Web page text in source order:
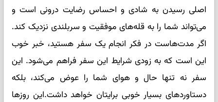
اصلی رسیدن به شادی و احساس رضایت درونی است و
می‌تواند شما را به قله‌های موفقیت و سربلندی نزدیک کند.
اگر مدت‌هاست در فکر انجام یک سفر هستید، خبر خوب
این است که به زودی شرایط این سفر فراهم می‌شود. این
سفر نه تنها حال و هوای شما را عوض می‌کند، بلکه
دستاوردهای بسیار خوبی برایتان خواهد داشت.این روزها